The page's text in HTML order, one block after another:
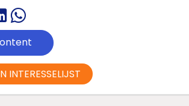
INTERESSELIJST